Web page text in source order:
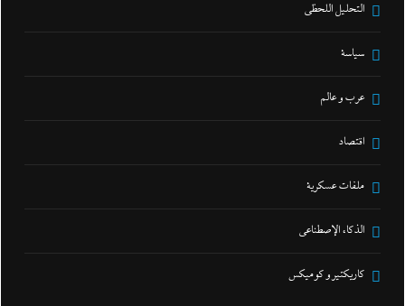
التحليل اللحظي
سياسة
عرب و عالم
اقتصاد
ملفات عسكرية
الذكاء الإصطناعي
كاريكتير و كوميكس